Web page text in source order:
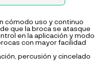
cómodo uso y continuo
que la broca se atasque
en la aplicación y modo
con mayor facilidad
percusión y cincelado